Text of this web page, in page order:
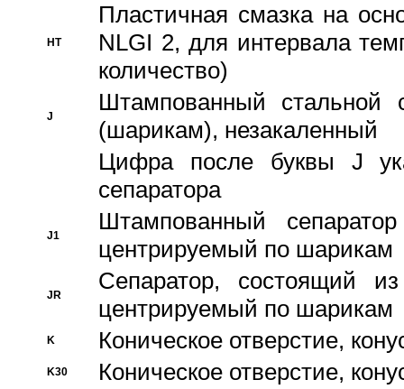
HT
Пластичная смазка на
NLGI 2, для интервала
количество)
J
Штампованный стальной
(шарикам), незакаленный
Цифра после буквы J
сепаратора
J1
Штампованный
центрируемый по шарикам
JR
Сепаратор, состоящий
центрируемый по шарикам
K Коническое отверстие,
K30 Коническое отверстие,